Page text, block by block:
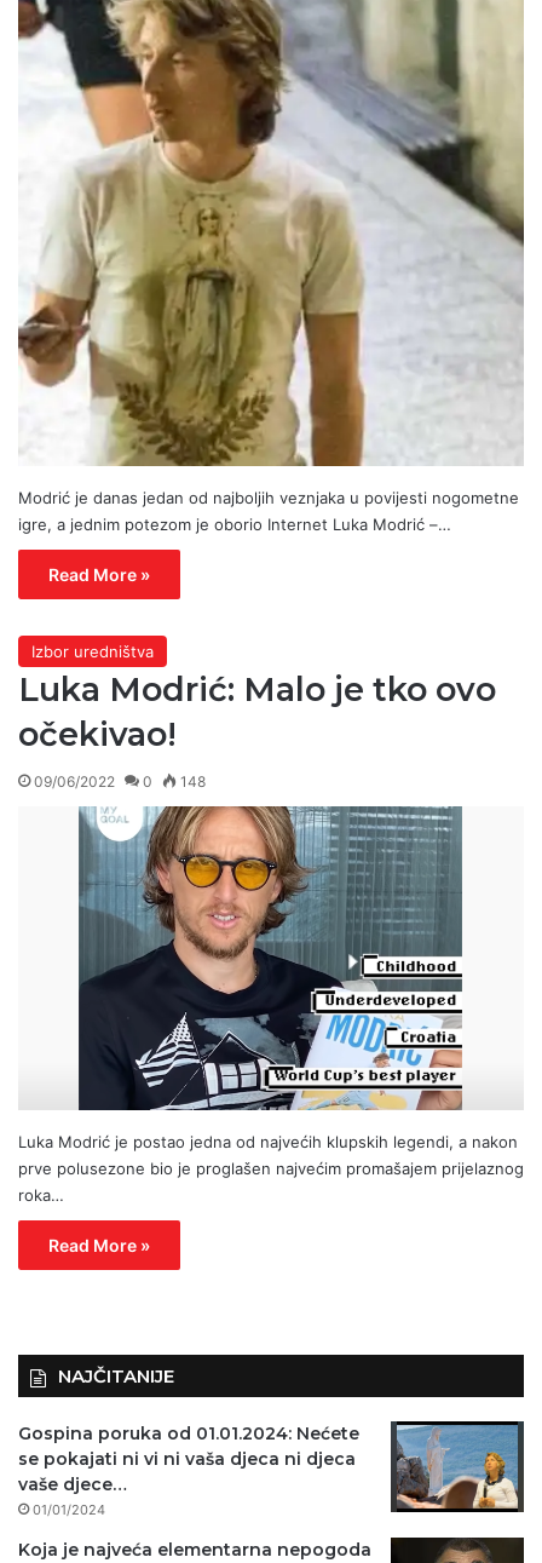
Modrić je danas jedan od najboljih veznjaka u povijesti nogometne
igre, a jednim potezom je oborio Internet Luka Modrić –…
Read More »
Izbor uredništva
Luka Modrić: Malo je tko ovo
očekivao!
09/06/2022 0 148
Luka Modrić je postao jedna od najvećih klupskih legendi, a nakon
prve polusezone bio je proglašen najvećim promašajem prijelaznog
roka…
Read More »
NAJČITANIJE
Gospina poruka od 01.01.2024: Nećete
se pokajati ni vi ni vaša djeca ni djeca
vaše djece…
01/01/2024
Koja je najveća elementarna nepogoda